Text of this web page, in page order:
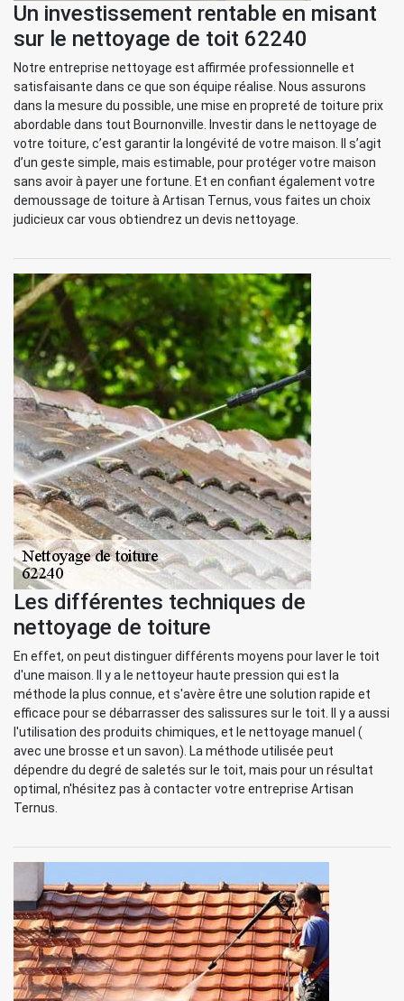
Un investissement rentable en misant
sur le nettoyage de toit 62240
Notre entreprise nettoyage est affirmée professionnelle et
satisfaisante dans ce que son équipe réalise. Nous assurons
dans la mesure du possible, une mise en propreté de toiture prix
abordable dans tout Bournonville. Investir dans le nettoyage de
votre toiture, c’est garantir la longévité de votre maison. Il s’agit
d’un geste simple, mais estimable, pour protéger votre maison
sans avoir à payer une fortune. Et en confiant également votre
demoussage de toiture à Artisan Ternus, vous faites un choix
judicieux car vous obtiendrez un devis nettoyage.
Les différentes techniques de
nettoyage de toiture
En effet, on peut distinguer différents moyens pour laver le toit
d'une maison. Il y a le nettoyeur haute pression qui est la
méthode la plus connue, et s'avère être une solution rapide et
efficace pour se débarrasser des salissures sur le toit. Il y a aussi
l'utilisation des produits chimiques, et le nettoyage manuel (
avec une brosse et un savon). La méthode utilisée peut
dépendre du degré de saletés sur le toit, mais pour un résultat
optimal, n'hésitez pas à contacter votre entreprise Artisan
Ternus.